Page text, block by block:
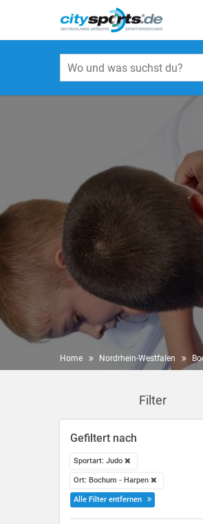
Home Nordrhein-Westfalen
Filter
Gefiltert nach
Sportart: Judo
Ort: Bochum - Harpen
Alle Filter entfernen